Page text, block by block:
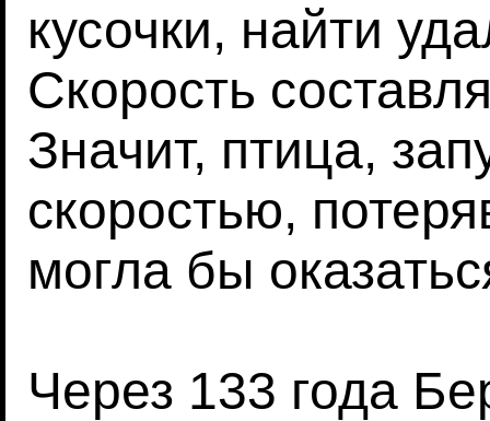
кусочки, найти
Скорость
Значит, птица,
скоростью,
могла бы
Через 133 года